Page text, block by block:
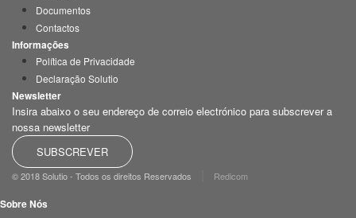
Documentos
Contactos
Informações
Política de Privacidade
Declaração Solutio
Newsletter
Insira abaixo o seu endereço de correio electrónico para subscrever a
nossa newsletter
SUBSCREVER
© 2018 Solutio - Todos os direitos Reservados Redicom
Sobre Nós